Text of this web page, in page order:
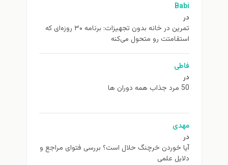
Babi
در
تمرین در خانه بدون تجهیزات: برنامه ۳۰ روزه‌ای که
استقامتت رو متحول می‌کنه
فاطی
در
50 مرد جذاب همه دوران ها
مهدی
در
آیا خوردن خرچنگ حلال است؟ بررسی فتوای مراجع و
دلایل علمی